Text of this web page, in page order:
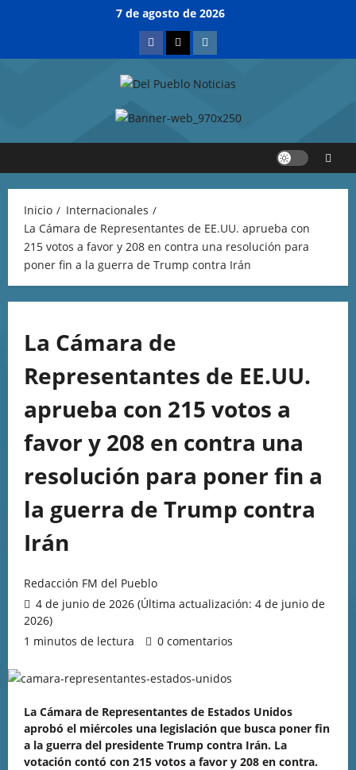
7 de agosto de 2026
Inicio
Internacionales
La Cámara de Representantes de EE.UU. aprueba con
215 votos a favor y 208 en contra una resolución para
poner fin a la guerra de Trump contra Irán
La Cámara de
Representantes de EE.UU.
aprueba con 215 votos a
favor y 208 en contra una
resolución para poner fin a
la guerra de Trump contra
Irán
Redacción FM del Pueblo
4 de junio de 2026 (Última actualización: 4 de junio de
2026)
1 minutos de lectura
0 comentarios
La Cámara de Representantes de Estados Unidos
aprobó el miércoles una legislación que busca poner fin
a la guerra del presidente Trump contra Irán. La
votación contó con 215 votos a favor y 208 en contra.